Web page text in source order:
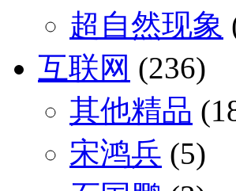
超自然现象
互联网 (236)
其他精品
宋鸿兵 (5)